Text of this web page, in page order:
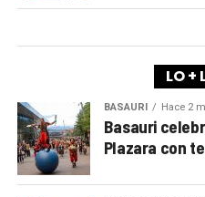
LO +
BASAURI Hace 2
Basauri
Plazara con